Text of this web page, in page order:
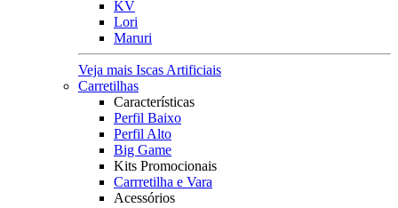
KV
Lori
Maruri
Veja mais Iscas Artificiais
Carretilhas
Características
Perfil Baixo
Perfil Alto
Big Game
Kits Promocionais
Carrretilha e Vara
Acessórios